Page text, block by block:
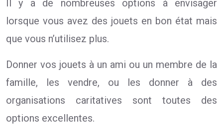
Il y a de nombreuses options à envisager
lorsque vous avez des jouets en bon état mais
que vous n’utilisez plus.
Donner vos jouets à un ami ou un membre de la
famille, les vendre, ou les donner à des
organisations caritatives sont toutes des
options excellentes.